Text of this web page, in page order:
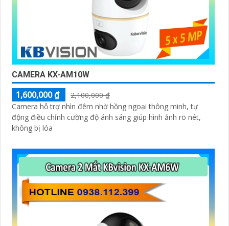
CAMERA KX-AM10W
1,600,000 ₫
2,100,000 ₫
Camera hỗ trợ nhìn đêm nhờ hồng ngoại thông minh, tự
động điều chỉnh cường độ ánh sáng giúp hình ảnh rõ nét,
không bị lóa